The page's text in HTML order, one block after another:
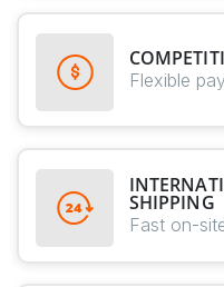
Flexible
SHIPPING
Fast on-